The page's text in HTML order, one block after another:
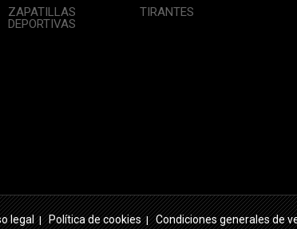
ZAPATILLAS
DEPORTIVAS
TIRANTES
legal|Política de cookies|Condiciones generales de